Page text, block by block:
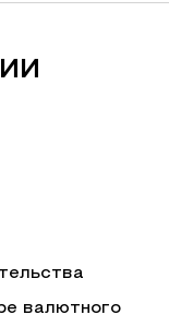
валютного